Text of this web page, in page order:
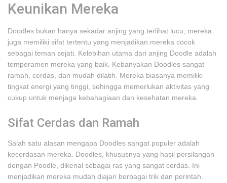
Keunikan Mereka
Doodles bukan hanya sekadar anjing yang terlihat lucu; mereka
juga memiliki sifat tertentu yang menjadikan mereka cocok
sebagai teman sejati. Kelebihan utama dari anjing Doodle adalah
temperamen mereka yang baik. Kebanyakan Doodles sangat
ramah, cerdas, dan mudah dilatih. Mereka biasanya memiliki
tingkat energi yang tinggi, sehingga memerlukan aktivitas yang
cukup untuk menjaga kebahagiaan dan kesehatan mereka.
Sifat Cerdas dan Ramah
Salah satu alasan mengapa Doodles sangat populer adalah
kecerdasan mereka. Doodles, khususnya yang hasil persilangan
dengan Poodle, dikenal sebagai ras yang sangat cerdas. Ini
menjadikan mereka mudah diajari berbagai trik dan perintah.